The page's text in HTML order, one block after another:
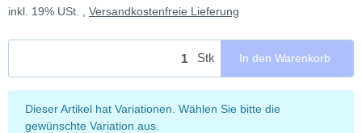
inkl. 19% USt. , Versandkostenfreie Lieferung
Stk In den Warenkorb
x
Dieser Artikel hat Variationen. Wählen Sie bitte die
gewünschte Variation aus.